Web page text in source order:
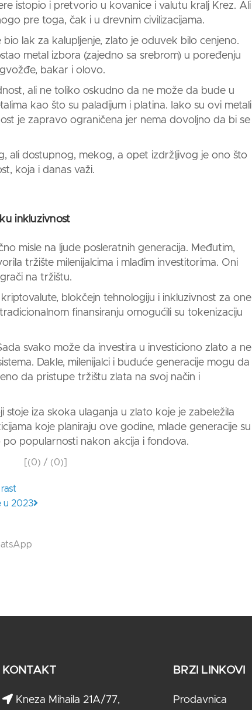
istopio i pretvorio u kovanice i valutu kralj Krez. Ali
pre toga, čak i u drevnim civilizacijama.
lak za kalupljenje, zlato je oduvek bilo cenjeno.
metal izbora (zajedno sa srebrom) u poređenju
bakar i olovo.
ali ne toliko oskudno da ne može da bude u
kao što su paladijum i platina. Iako su ovi metali
je zapravo ograničena jer nema dovoljno da bi se
ali dostupnog, mekog, a opet izdržljivog je ono što
koja i danas važi.
inkluzivnost
misle na ljude posleratnih generacija. Međutim,
tržište milenijalcima i mlađim investitorima. Oni
na tržištu.
blokčejn tehnologiju i inkluzivnost za one
finansiranju omogućili su tokenizaciju
svako može da investira u investiciono zlato a ne
Dakle, milenijalci i buduće generacije mogu da
da pristupe tržištu zlata na svoj način i
iza skoka ulaganja u zlato koje je zabeležila
koje planiraju ove godine, mlade generacije su
popularnosti nakon akcija i fondova.
[(0) / (0)]
u 2023
KONTAKT
Kneza Mihaila 21A/77,
BRZI LINKOVI
Prodavnica